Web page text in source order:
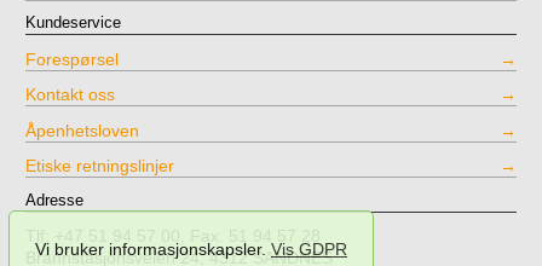
Vi bruker informasjonskapsler.Vis GDPR
Kundeservice
Forespørsel
Kontakt oss
Åpenhetsloven
Etiske retningslinjer
Adresse
Tlf: +47 51 94 57 00, Fax. 51 94 57 28
Brannstasjonsveien 24, 4312 SANDNES